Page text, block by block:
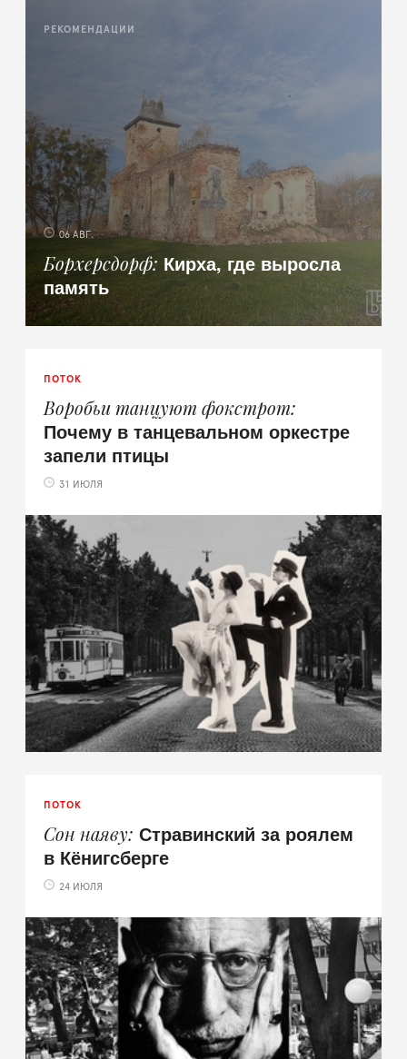
РЕКОМЕНДАЦИИ
06 АВГ.
Борхерсдорф Кирха, где выросла
память
ПОТОК
Воробьи танцуют фокстрот
Почему в танцевальном оркестре
запели птицы
31 ИЮЛЯ
ПОТОК
Сон наяву Стравинский за роялем
в Кёнигсберге
24 ИЮЛЯ